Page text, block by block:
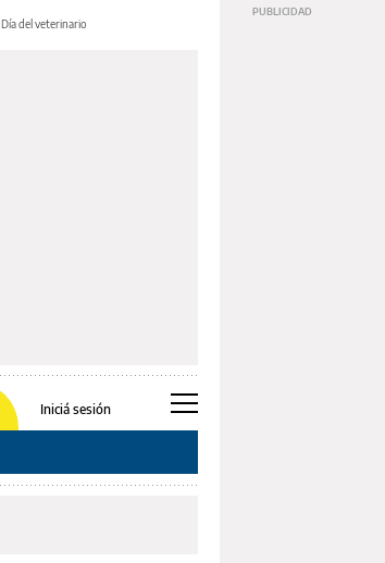
Día del veterinario
Iniciá sesión